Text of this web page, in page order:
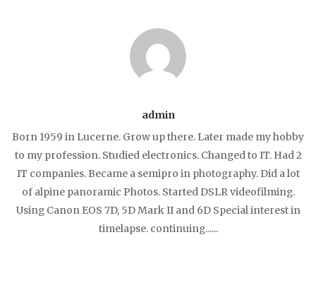
admin
Born 1959 in Lucerne. Grow up there. Later made my hobby
to my profession. Studied electronics. Changed to IT. Had 2
IT companies. Became a semipro in photography. Did a lot
of alpine panoramic Photos. Started DSLR videofilming.
Using Canon EOS 7D, 5D Mark II and 6D Special interest in
timelapse. continuing......